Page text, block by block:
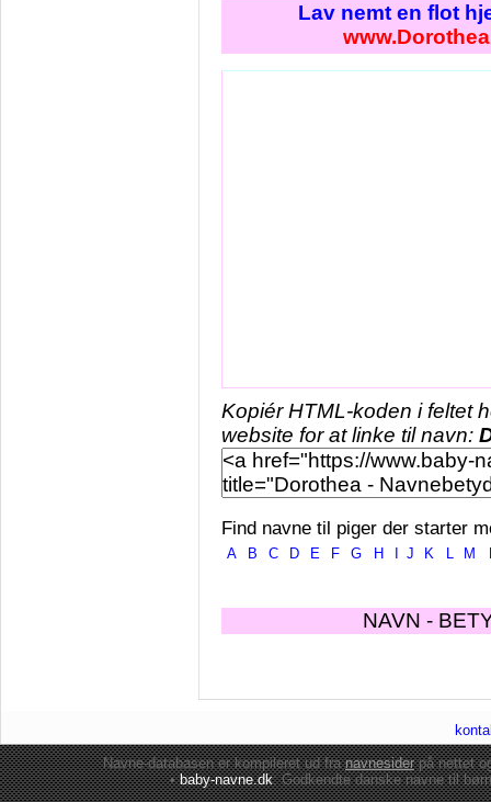
Lav nemt en flot
Kopiér HTML-koden i feltet
website for at linke til navn:
Find navne til piger der starter
A B C D E F G H J K L M
NAVN -
Navne-databasen er kompileret ud franavnesiderpå nettet
•baby-navne.dk: Godkendte danskenavne til børn